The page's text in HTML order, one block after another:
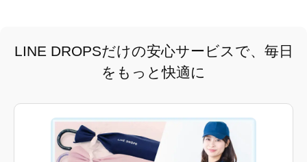
LINE DROPSだけの安心サービスで、毎日
をもっと快適に